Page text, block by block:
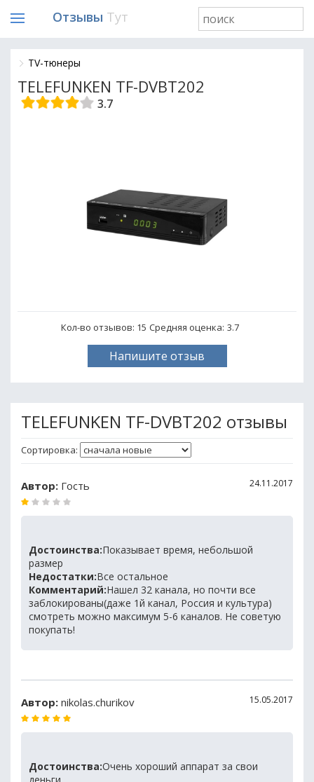
Отзывы Тут
TV-тюнеры
TELEFUNKEN TF-DVBT202
3.7
Кол-во отзывов: 15 Средняя оценка: 3.7
Напишите отзыв
TELEFUNKEN TF-DVBT202 отзывы
Сортировка:
Автор: Гость 24.11.2017
Достоинства:Показывает время, небольшой
размер
Недостатки:Все остальное
Комментарий:Нашел 32 канала, но почти все
заблокированы(даже 1й канал, Россия и культура)
смотреть можно максимум 5-6 каналов. Не советую
покупать!
Автор: nikolas.churikov 15.05.2017
Достоинства:Очень хороший аппарат за свои